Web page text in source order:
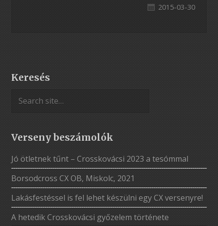
2015-03-30
Keresés
Verseny beszámolók
Jó ötletnek tűnt – Crosskovácsi 2023 a tesómmal
Borsodcross CX OB, Miskolc, 2021
Lakásfestéssel is fel lehet készülni egy CX versenyre!
A hetedik Crosskovácsi győzelem története